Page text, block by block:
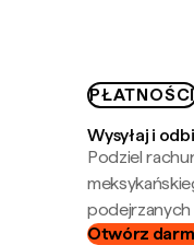
Wysyłaj i
Podziel
podejrzanych
Otwórz